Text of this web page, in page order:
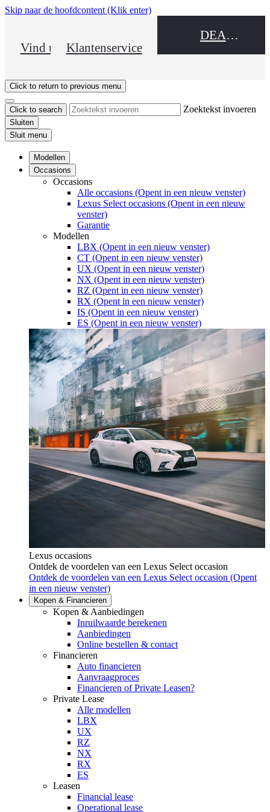
Skip naar de hoofdcontent (Klik enter)
Vind uw dealerKlantenservice
DEALER NAME
Click to return to previous menu
Click to search Zoektekst invoeren
Sluiten
Sluit menu
Modellen
Occasions
Occasions
Alle occasions (Opent in een nieuw venster)
Lexus Select occasions (Opent in een nieuw
venster)
Garantie
Modellen
LBX (Opent in een nieuw venster)
CT (Opent in een nieuw venster)
UX (Opent in een nieuw venster)
NX (Opent in een nieuw venster)
RZ (Opent in een nieuw venster)
RX (Opent in een nieuw venster)
IS (Opent in een nieuw venster)
ES (Opent in een nieuw venster)
Lexus occasions
Ontdek de voordelen van een Lexus Select occasion
Ontdek de voordelen van een Lexus Select occasion (Opent
in een nieuw venster)
Kopen & Financieren
Kopen & Aanbiedingen
Inruilwaarde berekenen
Aanbiedingen
Online bestellen & contact
Financieren
Auto financieren
Aanvraagproces
Financieren of Private Leasen?
Private Lease
Alle modellen
LBX
UX
RZ
NX
RX
ES
Leasen
Financial lease
Operational lease